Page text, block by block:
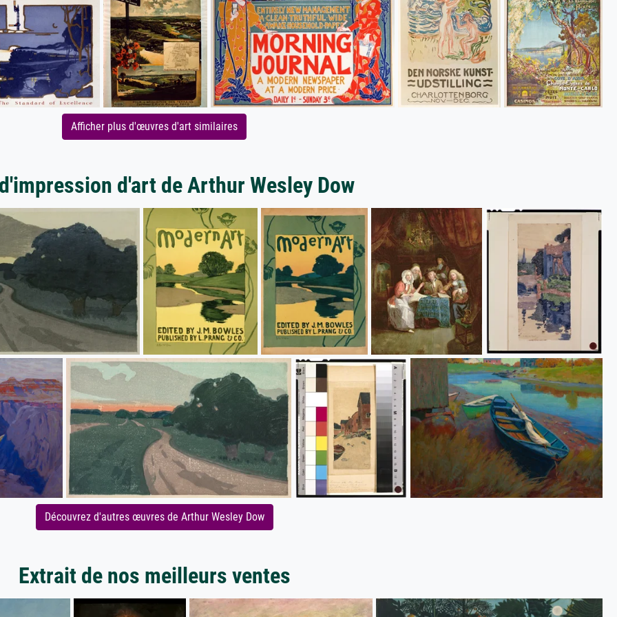
Afficher plus d'œuvres d'art similaires
d'art de Arthur Wesley Dow
Découvrez d'autres œuvres de Arthur Wesley Dow
Extrait de nos meilleurs ventes